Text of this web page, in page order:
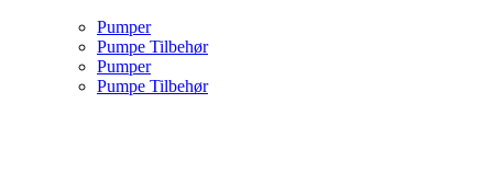
Pumper
Pumpe Tilbehør
Pumper
Pumpe Tilbehør